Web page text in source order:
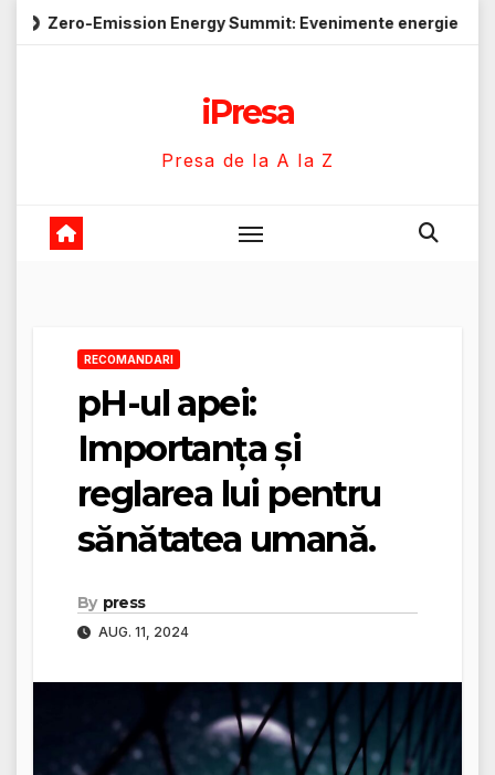
Skip
Energy Summit: Evenimente energie despre soluții
iPresa
Presa de la A la Z
RECOMANDARI
pH-ul apei:
Importanța și
reglarea lui pentru
sănătatea umană.
By press
AUG. 11, 2024